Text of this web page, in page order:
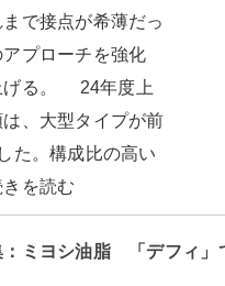
で接点が希薄だっ
プローチを強化
げる。 24年度上
、大型タイプが前
た。構成比の高い
を読む
：ミヨシ油脂 「デフィ」